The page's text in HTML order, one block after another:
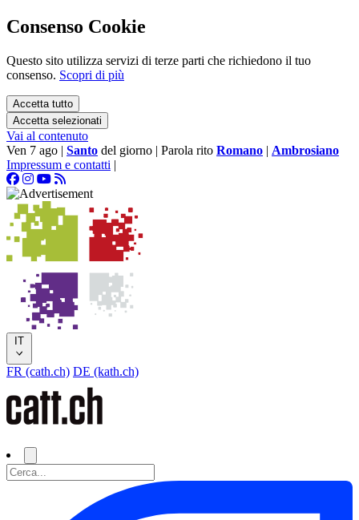
Consenso Cookie
Questo sito utilizza servizi di terze parti che richiedono il tuo
consenso. Scopri di più
Accetta tutto
Accetta selezionati
Vai al contenuto
Ven 7 ago | Santo del giorno | Parola rito Romano | Ambrosiano
Impressum e contatti |
IT
FR (cath.ch) DE (kath.ch)